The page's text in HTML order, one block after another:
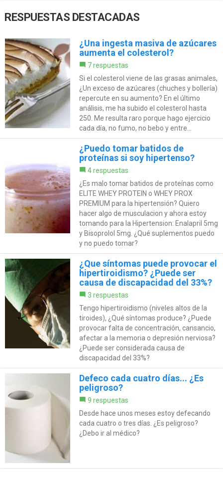
RESPUESTAS DESTACADAS
¿Una ingesta masiva de azúcares
aumenta el colesterol?
7 respuestas
Si el colesterol viene de las grasas animales,
¿Un exceso de azúcares (chuches y bollería)
repercute en su aumento? En el último
análisis, me ha subido el colesterol hasta
250. Me resulta raro porque hago ejercicio
cada día, no fumo, no bebo y entre...
¿Puedo tomar batidos de
proteínas si soy hipertenso?
4 respuestas
¿Es malo tomar batidos de proteínas como
ELITE WHEY PROTEIN o WHEY PROX
PREMIUM para la hipertensión? Quiero
hacer algo de musculacion y ahora estoy
tomando para la Hipertension: Enalapril 5mg
y Bisoprolol 5mg. ¿Qué suplementos puedo
y no puedo tomar?
¿Que síntomas puede provocar el
hipertiroidismo? ¿Puede ser
causa de discapacidad del 33%?
3 respuestas
Tengo hipertiroidismo (niveles altos de la
tiroides), ¿Qué síntomas produce? ¿Puede
provocar falta de concentración, cansancio,
afectar a la memoria o depresión nerviosa?
¿Puede ser considerada causa de
discapacidad del 33%?
Defeco cada cuatro días... ¿Es
peligroso?
9 respuestas
Desde hace unos meses estoy defecando
cada cuatro o tres días. ¿Es peligroso?
¿Debo ir al médico?